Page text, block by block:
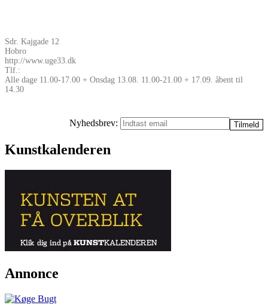
Sdr. Kajgade 12
Hobro
http://www.uge33.dk
Tlf.:
Alle dage 11.00-17.00 + Onsdag 13.08. 11.00-21.00 + 17.09. åbent til
14.30
Nyhedsbrev:
Kunstkalenderen
Annonce